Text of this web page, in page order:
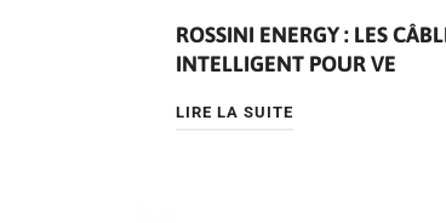
ROSSINI ENERGY : LES
INTELLIGENT POUR VE
LIRE LA SUITE